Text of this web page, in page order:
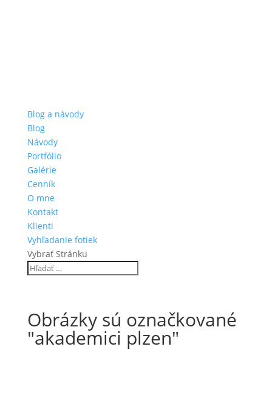
Blog a návody
Blog
Návody
Portfólio
Galérie
Cenník
O mne
Kontakt
Klienti
Vyhľadanie fotiek
Vybrať Stránku
Obrázky sú označkované
"akademici plzen"